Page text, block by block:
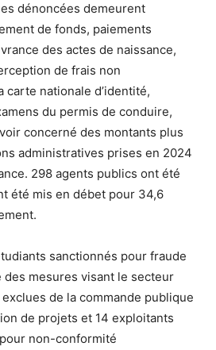
dénoncées demeurent
de fonds, paiements
des actes de naissance,
de frais non
nationale d’identité,
du permis de conduire,
concerné des montants plus
administratives prises en 2024
298 agents publics ont été
été mis en débet pour 34,6
sanctionnés pour fraude
des mesures visant le secteur
de la commande publique
de projets et 14 exploitants
non-conformité